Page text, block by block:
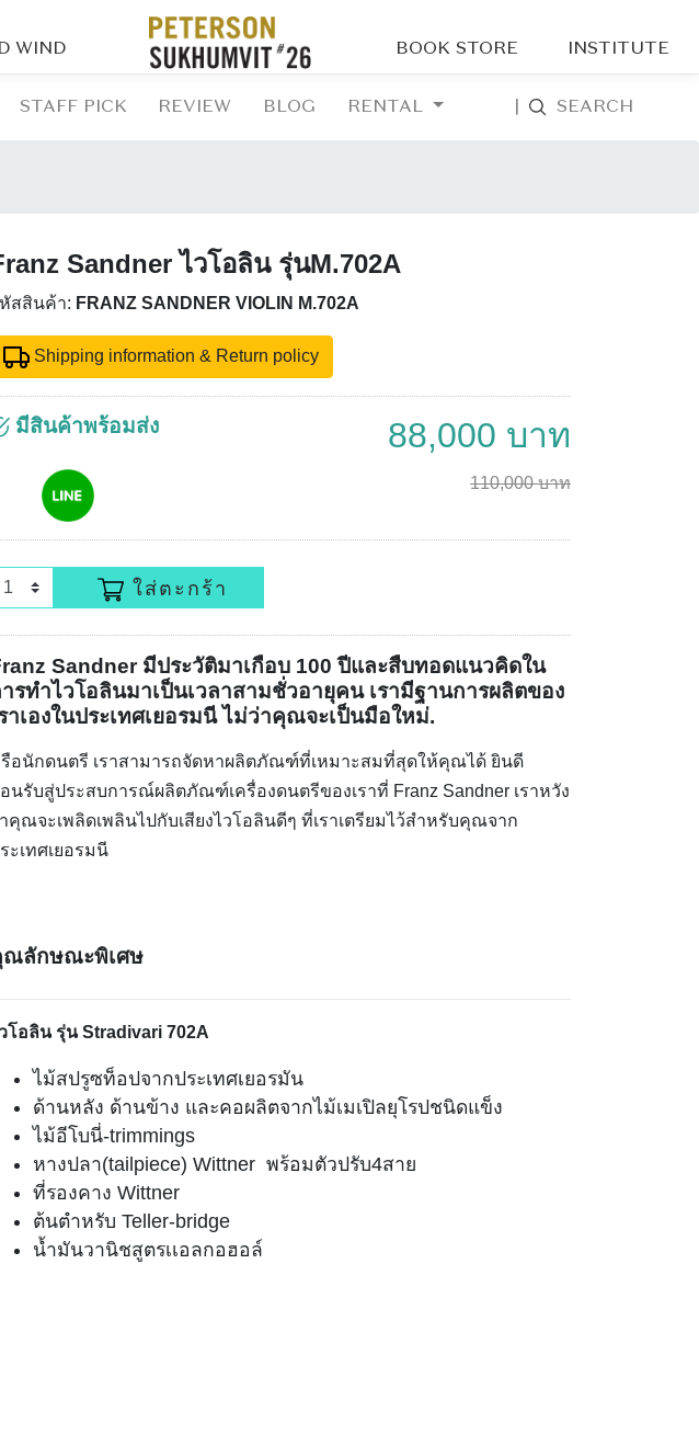
WIND BOOK STORE INSTITUTE
STAFF PICK REVIEW BLOG RENTAL SEARCH
Sandner ไวโอลิน รุ่นM.702A
สสินค้า: FRANZ SANDNER VIOLIN M.702A
Shipping information & Return policy
มีสินค้าพร้อมส่ง 88,000 บาท
110,000 บาท
ใส่ตะกร้า
Sandner มีประวัติมาเกือบ 100 ปีและสืบทอดแนวคิดใน
รทำไวโอลินมาเป็นเวลาสามชั่วอายุคน เรามีฐานการผลิตของ
าเองในประเทศเยอรมนี ไม่ว่าคุณจะเป็นมือใหม่.
อนักดนตรี เราสามารถจัดหาผลิตภัณฑ์ที่เหมาะสมที่สุดให้คุณได้ ยินดี
นรับสู่ประสบการณ์ผลิตภัณฑ์เครื่องดนตรีของเราที่ Franz Sandner เราหวัง
คุณจะเพลิดเพลินไปกับเสียงไวโอลินดีๆ ที่เราเตรียมไว้สำหรับคุณจาก
ะเทศเยอรมนี
ณลักษณะพิเศษ
โอลิน รุ่น Stradivari 702A
ไม้สปรูซท็อปจากประเทศเยอรมัน
ด้านหลัง ด้านข้าง และคอผลิตจากไม้เมเปิลยุโรปชนิดแข็ง
ไม้อีโบนี่-trimmings
หางปลา(tailpiece) Wittner พร้อมตัวปรับ4สาย
ที่รองคาง Wittner
ต้นตำหรับ Teller-bridge
น้ำมันวานิชสูตรเเอลกอฮอล์